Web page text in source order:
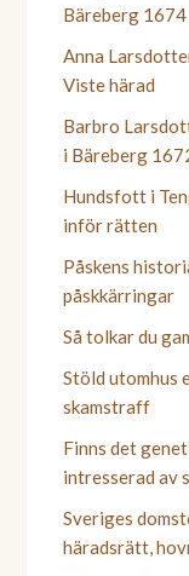
Bäreberg 1674
Anna
Viste härad
Barbro
i Bäreberg
Hundsfott i
inför rätten
Påskens
påskkärringar
Så tolkar du
Stöld utomhus
skamstraff
Finns det
intresserad av
Sveriges
häradsrätt,